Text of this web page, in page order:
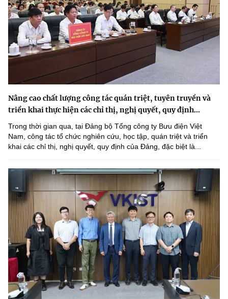
Nâng cao chất lượng công tác quán triệt, tuyên truyền và
triển khai thực hiện các chỉ thị, nghị quyết, quy định...
Trong thời gian qua, tại Đảng bộ Tổng công ty Bưu điện Việt
Nam, công tác tổ chức nghiên cứu, học tập, quán triệt và triển
khai các chỉ thị, nghị quyết, quy định của Đảng, đặc biệt là...